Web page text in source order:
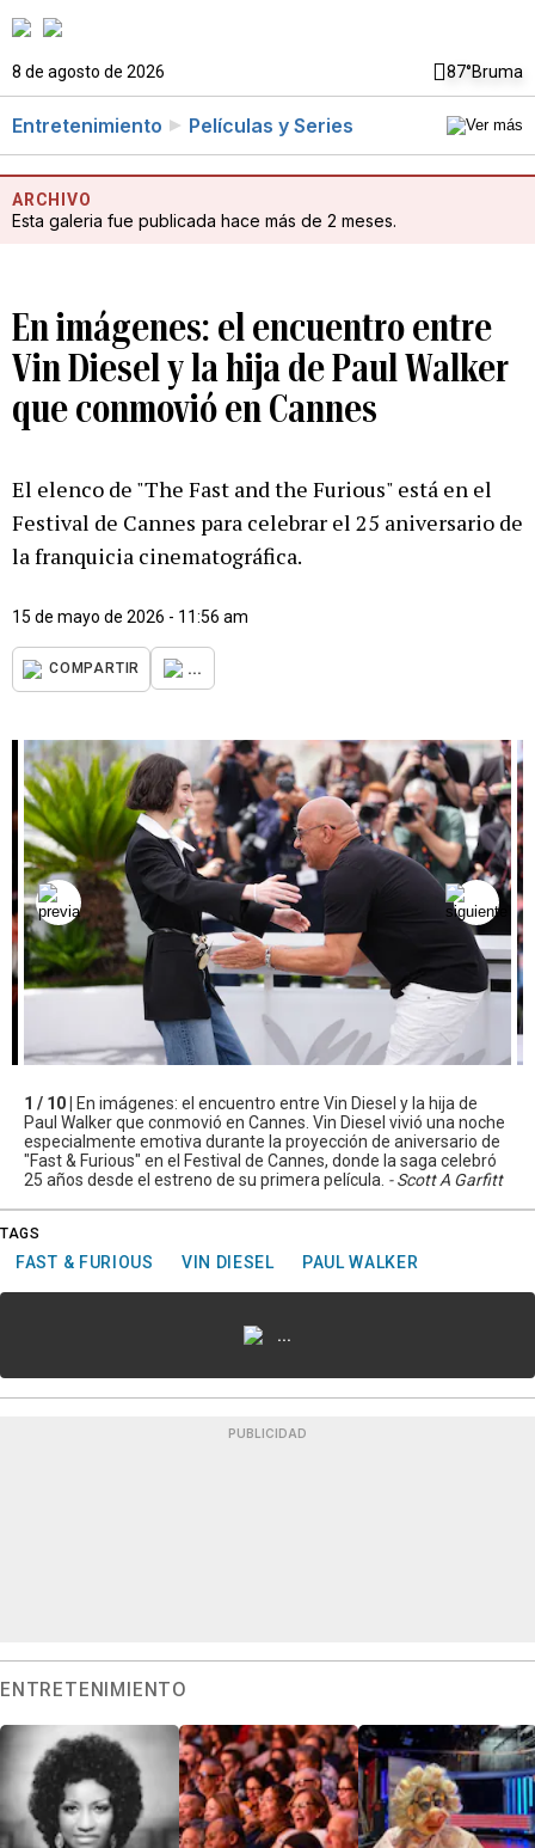
8 de agosto de 2026 87°Bruma
Entretenimiento Películas y Series
ARCHIVO
Esta galeria fue publicada hace más de 2 meses.
En imágenes: el encuentro entre
Vin Diesel y la hija de Paul Walker
que conmovió en Cannes
El elenco de "The Fast and the Furious" está en el
Festival de Cannes para celebrar el 25 aniversario de
la franquicia cinematográfica.
15 de mayo de 2026 - 11:56 am
COMPARTIR ...
1 / 10 |
En imágenes: el encuentro entre Vin Diesel y la hija de
Paul Walker que conmovió en Cannes. Vin Diesel vivió una noche
especialmente emotiva durante la proyección de aniversario de
"Fast & Furious" en el Festival de Cannes, donde la saga celebró
25 años desde el estreno de su primera película. - Scott A Garfitt
TAGS
FAST & FURIOUS VIN DIESEL PAUL WALKER
...
PUBLICIDAD
ENTRETENIMIENTO